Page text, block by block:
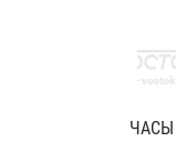
ЧАСЫ